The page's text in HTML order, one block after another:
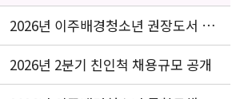
서첨부)
2026년 이주배경청소년 권장도서 목
록 구성을 위한 청소년 참여 이벤트
안내
[New post]
2026년 2분기 친인척 채용규모 공개